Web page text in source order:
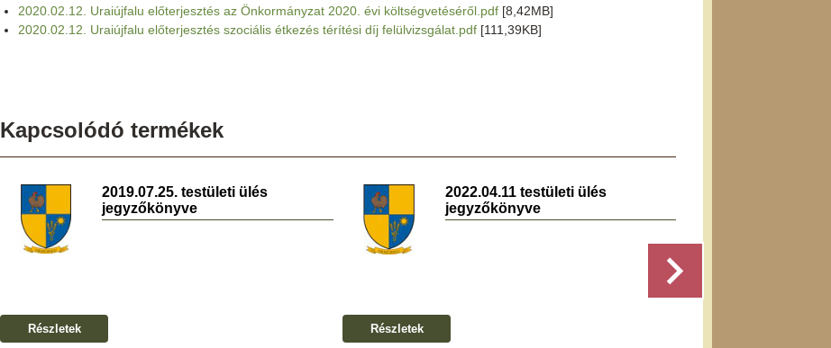
2020.02.12. Uraiújfalu előterjesztés az Önkormányzat 2020. évi költségvetéséről.pdf [8,42MB]
2020.02.12. Uraiújfalu előterjesztés szociális étkezés térítési díj felülvizsgálat.pdf [111,39KB]
Kapcsolódó termékek
2019.07.25. testületi ülés
jegyzőkönyve
Részletek
2022.04.11 testületi ülés
jegyzőkönyve
Részletek